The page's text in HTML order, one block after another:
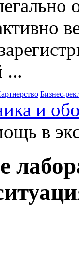
...
Бизнес-
и
в